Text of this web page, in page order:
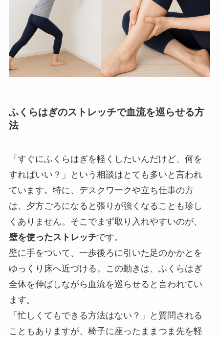
ふくらはぎのストレッチで血流を巡らせる方
法
「すぐにふくらはぎを軽くしたいんだけど、何を
すればいい？」という相談はとても多いと言われ
ています。特に、デスクワークや立ち仕事の方
は、夕方ごろになると張りが強くなることも珍し
くありません。そこでまず取り入れやすいのが、
壁を使ったストレッチです。
壁に手をついて、一歩後ろに引いた足のかかとを
ゆっくり床へ近づける。この動きは、ふくらはぎ
全体を伸ばしながら血流を巡らせると言われてい
ます。
「忙しくてもできる方法はない？」と質問される
こともありますが、椅子に座ったままつま先を軽